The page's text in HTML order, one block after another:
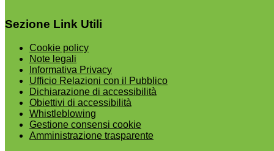
Sezione Link Utili
Cookie policy
Note legali
Informativa Privacy
Ufficio Relazioni con il Pubblico
Dichiarazione di accessibilità
Obiettivi di accessibilità
Whistleblowing
Gestione consensi cookie
Amministrazione trasparente